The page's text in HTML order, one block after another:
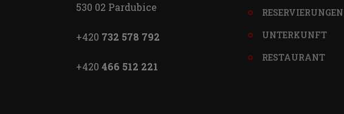
530 02 Pardubice
+420 732 578 792
+420 466 512 221
RESERVIERUNGEN
UNTERKUNFT
RESTAURANT